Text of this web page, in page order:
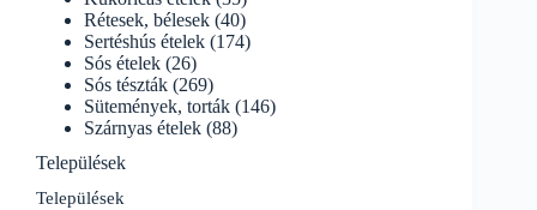
Rétesek, bélesek (40)
Sertéshús ételek (174)
Sós ételek (26)
Sós tészták (269)
Sütemények, torták (146)
Szárnyas ételek (88)
Települések
Települések